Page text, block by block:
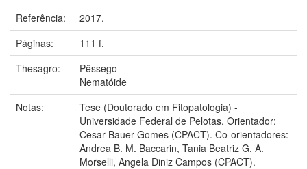
Referência:
2017.
Páginas:
111 f.
Thesagro:
Pêssego
Nematóide
Notas:
Tese (Doutorado em Fitopatologia) -
Universidade Federal de Pelotas. Orientador:
Cesar Bauer Gomes (CPACT). Co-orientadores:
Andrea B. M. Baccarin, Tania Beatriz G. A.
Morselli, Angela Diniz Campos (CPACT).